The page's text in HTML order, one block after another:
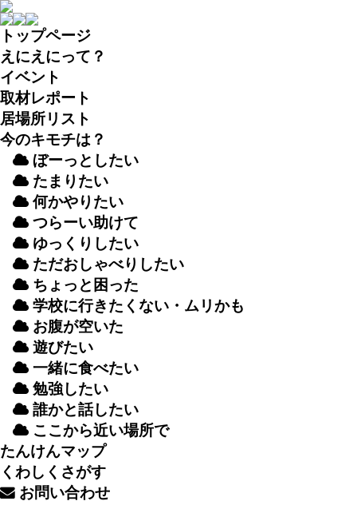
トップページ
えにえにって？
イベント
取材レポート
居場所リスト
今のキモチは？
ぼーっとしたい
たまりたい
何かやりたい
つらーい助けて
ゆっくりしたい
ただおしゃべりしたい
ちょっと 困 った
学校に行きたくない・ムリかも
お腹が空いた
遊びたい
一緒に食べたい
勉強したい
誰かと話したい
ここから近い場所で
たんけんマップ
くわしくさがす
お問い合わせ